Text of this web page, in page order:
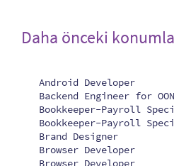
Daha önceki
Android Developer
Backend Engineer for
Bookkeeper-Payroll
Bookkeeper-Payroll
Brand Designer
Browser Developer
Browser Developer